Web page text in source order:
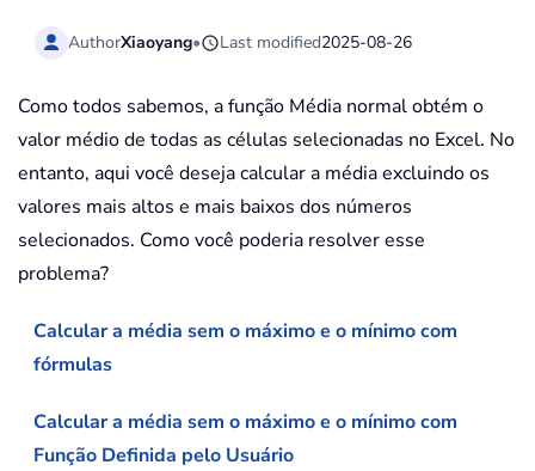
AuthorXiaoyang• Last modified2025-08-26
Como todos sabemos, a função Média normal obtém o
valor médio de todas as células selecionadas no Excel. No
entanto, aqui você deseja calcular a média excluindo os
valores mais altos e mais baixos dos números
selecionados. Como você poderia resolver esse
problema?
Calcular a média sem o máximo e o mínimo com
fórmulas
Calcular a média sem o máximo e o mínimo com
Função Definida pelo Usuário